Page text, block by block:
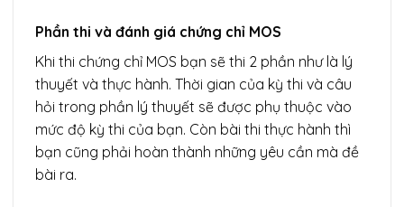
Phần thi và đánh giá chứng chỉ MOS
Khi thi chứng chỉ MOS bạn sẽ thi 2 phần như là lý
thuyết và thực hành. Thời gian của kỳ thi và câu
hỏi trong phần lý thuyết sẽ được phụ thuộc vào
mức độ kỳ thi của bạn. Còn bài thi thực hành thì
bạn cũng phải hoàn thành những yêu cần mà đề
bài ra.